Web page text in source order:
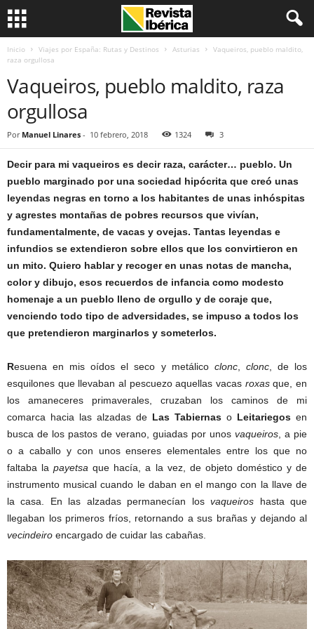
Inicio Viajes por España: Rutas y Destinos Asturias
Vaqueiros, pueblo maldito,
raza orgullosa
Vaqueiros, pueblo maldito, raza
orgullosa
Por Manuel Linares - 10 febrero, 2018 1324 3
Decir para mi vaqueiros es decir raza, carácter… pueblo. Un
pueblo marginado por una sociedad hipócrita que creó unas
leyendas negras en torno a los habitantes de unas inhóspitas
y agrestes montañas de pobres recursos que vivían,
fundamentalmente, de vacas y ovejas. Tantas leyendas e
infundios se extendieron sobre ellos que los convirtieron en
un mito. Quiero hablar y recoger en unas notas de mancha,
color y dibujo, esos recuerdos de infancia como modesto
homenaje a un pueblo lleno de orgullo y de coraje que,
venciendo todo tipo de adversidades, se impuso a todos los
que pretendieron marginarlos y someterlos.
Resuena en mis oídos el seco y metálico clonc, clonc, de los
esquilones que llevaban al pescuezo aquellas vacas roxasque, en
los amaneceres primaverales, cruzaban los caminos de mi
comarca hacia las alzadas de Las Tabiernas o Leitariegos en
busca de los pastos de verano, guiadas por unos vaqueiros , a pie
o a caballo y con unos enseres elementales entre los que no
faltaba lapayetsa que hacía, a la vez, de objeto doméstico y de
instrumento musical cuando le daban en el mango con la llave de
la casa. En las alzadas permanecían losvaqueiros hasta que
llegaban los primeros fríos, retornando a sus brañas y dejando al
vecindeiro encargado de cuidar las cabañas.